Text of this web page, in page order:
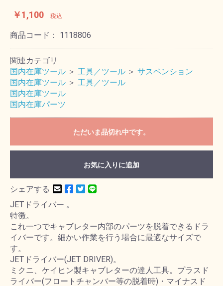
￥1,100 税込
商品コード： 1118806
関連カテゴリ
国内在庫ツール ＞ 工具／ツール ＞ サスペンション
国内在庫ツール ＞ 工具／ツール
国内在庫ツール
国内在庫パーツ
ただいま品切れ中です。
お気に入りに追加
シェアする
JETドライバー 。
特徴。
これ一つでキャブレター内部のパーツを脱着できるドラ
イバーです。細かい作業を行う場合に最適なサイズで
す。
JETドライバー(JET DRIVER)。
ミクニ、ケイヒン製キャブレターの達人工具。プラスド
ライバー(フロートチャンバー等の脱着時)・マイナスド